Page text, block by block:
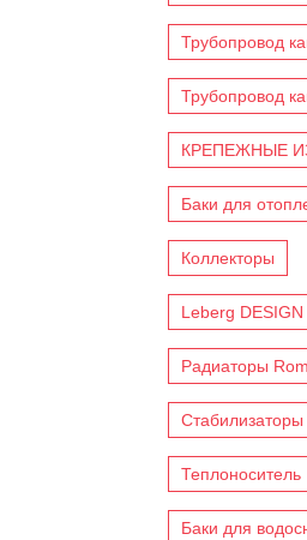
Трубопровод
Трубопровод
КРЕПЕЖНЫЕ
Баки для
Коллекторы
Leberg DESIGN
Радиаторы
Теплоноситель
Баки для